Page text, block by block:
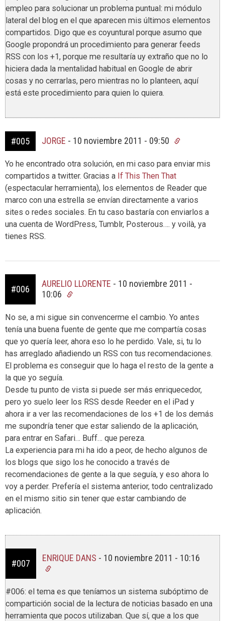
empleo para solucionar un problema puntual: mi módulo
lateral del blog en el que aparecen mis últimos elementos
compartidos. Digo que es coyuntural porque asumo que
Google propondrá un procedimiento para generar feeds
RSS con los +1, porque me resultaría uy extraño que no lo
hiciera dada la mentalidad habitual en Google de abrir
cosas y no cerrarlas, pero mientras no lo planteen, aquí
está este procedimiento para quien lo quiera.
#005 JORGE - 10 noviembre 2011 - 09:50
Yo he encontrado otra solución, en mi caso para enviar mis
compartidos a twitter. Gracias a If This Then That
(espectacular herramienta), los elementos de Reader que
marco con una estrella se envían directamente a varios
sites o redes sociales. En tu caso bastaría con enviarlos a
una cuenta de WordPress, Tumblr, Posterous…. y voilà, ya
tienes RSS.
#006
AURELIO LLORENTE - 10 noviembre 2011 -
10:06
No se, a mi sigue sin convencerme el cambio. Yo antes
tenía una buena fuente de gente que me compartía cosas
que yo quería leer, ahora eso lo he perdido. Vale, si, tu lo
has arreglado añadiendo un RSS con tus recomendaciones.
El problema es conseguir que lo haga el resto de la gente a
la que yo seguía.
Desde tu punto de vista si puede ser más enriquecedor,
pero yo suelo leer los RSS desde Reeder en el iPad y
ahora ir a ver las recomendaciones de los +1 de los demás
me supondría tener que estar saliendo de la aplicación,
para entrar en Safari… Buff… que pereza.
La experiencia para mi ha ido a peor, de hecho algunos de
los blogs que sigo los he conocido a través de
recomendaciones de gente a la que seguía, y eso ahora lo
voy a perder. Prefería el sistema anterior, todo centralizado
en el mismo sitio sin tener que estar cambiando de
aplicación.
#007
ENRIQUE DANS - 10 noviembre 2011 - 10:16
#006: el tema es que teníamos un sistema subóptimo de
compartición social de la lectura de noticias basado en una
herramienta que pocos utilizaban. Que sí, que a los que